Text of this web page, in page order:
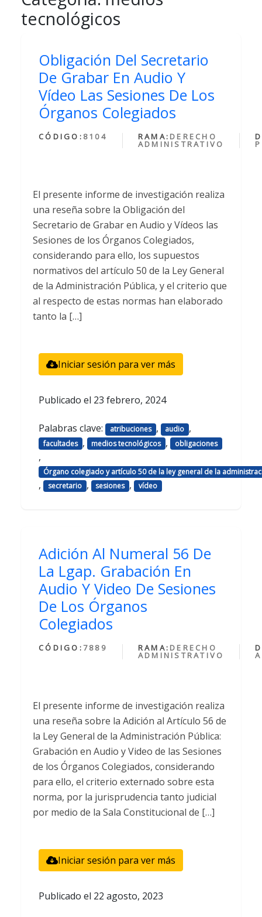
tecnológicos
Obligación Del Secretario
De Grabar En Audio Y
Vídeo Las Sesiones De Los
Órganos Colegiados
CÓDIGO: 8104 RAMA: DERECHO
ADMINISTRATIVO
El presente informe de investigación realiza
una reseña sobre la Obligación del
Secretario de Grabar en Audio y Vídeos las
Sesiones de los Órganos Colegiados,
considerando para ello, los supuestos
normativos del artículo 50 de la Ley General
de la Administración Pública, y el criterio que
al respecto de estas normas han elaborado
tanto la […]
Iniciar sesión para ver más
Publicado el 23 febrero, 2024
Palabras clave: atribuciones , audio ,
facultades , medios tecnológicos , obligaciones
,
Órgano colegiado y artículo 50 de la ley general de la
, secretario , sesiones , vídeo
Adición Al Numeral 56 De
La Lgap. Grabación En
Audio Y Video De Sesiones
De Los Órganos
Colegiados
CÓDIGO: 7889 RAMA: DERECHO
ADMINISTRATIVO
El presente informe de investigación realiza
una reseña sobre la Adición al Artículo 56 de
la Ley General de la Administración Pública:
Grabación en Audio y Video de las Sesiones
de los Órganos Colegiados, considerando
para ello, el criterio externado sobre esta
norma, por la jurisprudencia tanto judicial
por medio de la Sala Constitucional de […]
Iniciar sesión para ver más
Publicado el 22 agosto, 2023